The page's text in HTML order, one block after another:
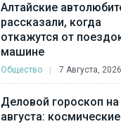
Алтайские
рассказали, когда
откажутся от
машине
Общество 7 Августа, 2026
Деловой гороскоп на
августа: космические